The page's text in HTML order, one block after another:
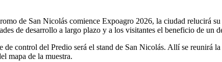
de San Nicolás comience Expoagro 2026, la ciudad relucirá
de desarrollo a largo plazo y a los visitantes el beneficio de un
control del Predio será el stand de San Nicolás. Allí se reunirá
mapa de la muestra.